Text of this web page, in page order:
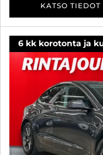
KATSO TIEDOT
6 kk korotonta ja